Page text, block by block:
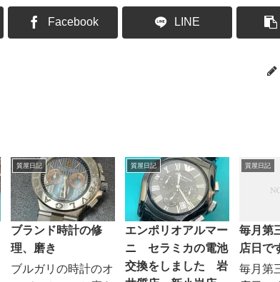
Facebook LINE
質屋日記
ブランド時計の修
理、磨き
ブルガリの時計のオ
質屋日記
エンポリオアルマー
ニ セラミカの電池
交換をしました 岩
質屋日記
毎月第
店日で
毎月第